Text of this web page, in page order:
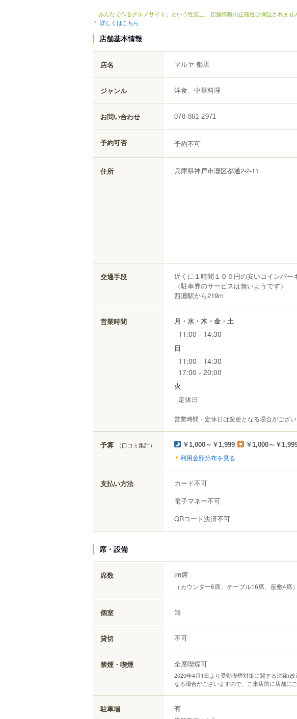
「みんなで作るグルメサイト」という性質上、店舗情報の正確性は保証されま
詳しくはこちら
店舗基本情報
店名 マルヤ 都店
ジャンル 洋食、中華料理
お問い合わせ 078-861-2971
予約可否 予約不可
住所 兵庫県神戸市灘区都通2-2-11
交通手段
近くに１時間１００円の安いコインパー
（駐車券のサービスは無いようです）
西灘駅から219m
営業時間 月・水・木・金・土
11:00 - 14:30
日
11:00 - 14:30
17:00 - 20:00
火
定休日
営業時間・定休日は変更となる場合がござ
予算 （口コミ集計） ￥1,000～￥1,999 ￥1,000～￥
利用金額分布を見る
支払い方法
カード不可
電子マネー不可
QRコード決済不可
席・設備
席数 26席
（カウンター6席、テーブル16席、座敷4席）
個室 無
貸切 不可
禁煙・喫煙 全席喫煙可
2020年4月1日より受動喫煙対策に関する法律(
なる場合がございますので、ご来店前に店舗にご
駐車場 有